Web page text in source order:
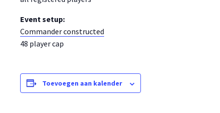
Event setup:
Commander constructed
48 player cap
Toevoegen aan kalender